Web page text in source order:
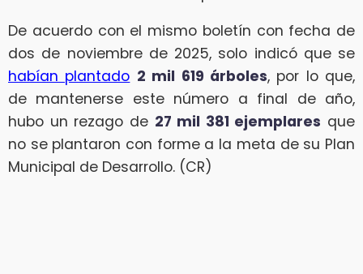
De acuerdo con el mismo boletín con fecha de
dos de noviembre de 2025, solo indicó que se
habían plantado 2 mil 619 árboles, por lo que,
de mantenerse este número a final de año,
hubo un rezago de 27 mil 381 ejemplares que
no se plantaron con forme a la meta de su Plan
Municipal de Desarrollo. (CR)